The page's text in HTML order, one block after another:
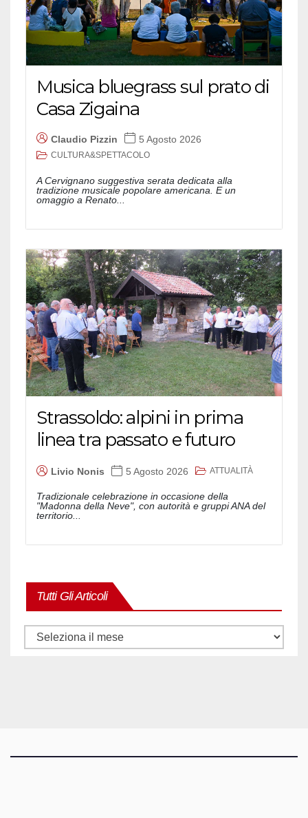
Musica bluegrass sul prato di
Casa Zigaina
Claudio Pizzin 5 Agosto 2026
CULTURA&SPETTACOLO
A Cervignano suggestiva serata dedicata alla
tradizione musicale popolare americana. E un
omaggio a Renato...
Strassoldo: alpini in prima
linea tra passato e futuro
Livio Nonis 5 Agosto 2026 ATTUALITÀ
Tradizionale celebrazione in occasione della
"Madonna della Neve", con autorità e gruppi ANA del
territorio...
Tutti Gli Articoli
Tutti